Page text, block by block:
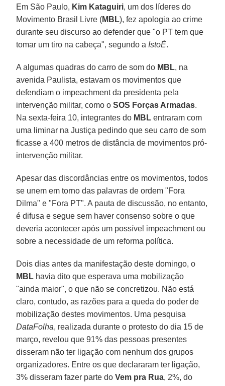
Em São Paulo, Kim Kataguiri, um dos líderes do
Movimento Brasil Livre (MBL),fez apologia ao crime
durante seu discurso ao defender que "o PT tem que
tomar um tiro na cabeça", segundo a IstoÉ.
A algumas quadras do carro de som do MBL, na
avenida Paulista, estavam os movimentos que
defendiam o impeachment da presidenta pela
intervenção militar, como o SOS Forças Armadas.
Na sexta-feira 10, integrantes do MBL entraram com
uma liminar na Justiça pedindo que seu carro de som
ficasse a 400 metros de distância de movimentos pró-
intervenção militar.
Apesar das discordâncias entre os movimentos, todos
se unem em torno das palavras de ordem "Fora
Dilma" e"Fora PT". A pauta de discussão, no entanto,
é difusa e segue sem haver consenso sobre o que
deveria acontecer após um possível impeachment ou
sobre a necessidade de um reforma política.
Dois dias antes da manifestação deste domingo, o
MBL havia dito que esperava uma mobilização
"ainda maior", o que não se concretizou. Não está
claro, contudo, as razões para a queda do poder de
mobilização destes movimentos. Uma pesquisa
DataFolha, realizada durante o protesto do dia 15 de
março, revelou que 91% das pessoas presentes
disseram não ter ligação com nenhum dos grupos
organizadores. Entre os que declararam ter ligação,
3% disseram fazer parte do Vem pra Rua, 2%, do